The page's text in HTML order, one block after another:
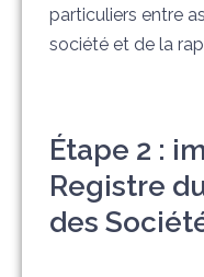
particuliers entre
société et de la
Étape 2 :
Registre
des